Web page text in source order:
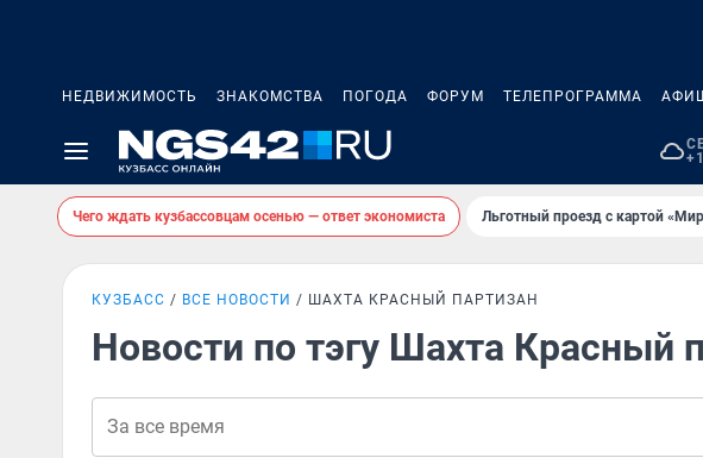
НЕДВИЖИМОСТЬ ЗНАКОМСТВА ПОГОДА ФОРУМ ТЕЛЕПРОГРАММА
Чего ждать кузбассовцам осенью — ответ экономиста Льготный проезд с картой
КУЗБАСС ВСЕ НОВОСТИ ШАХТА КРАСНЫЙ ПАРТИЗАН
Новости по тэгу Шахта Красный